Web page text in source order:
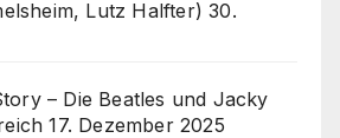
Lutz Halfter) 30.
– Die Beatles und Jacky
17. Dezember 2025